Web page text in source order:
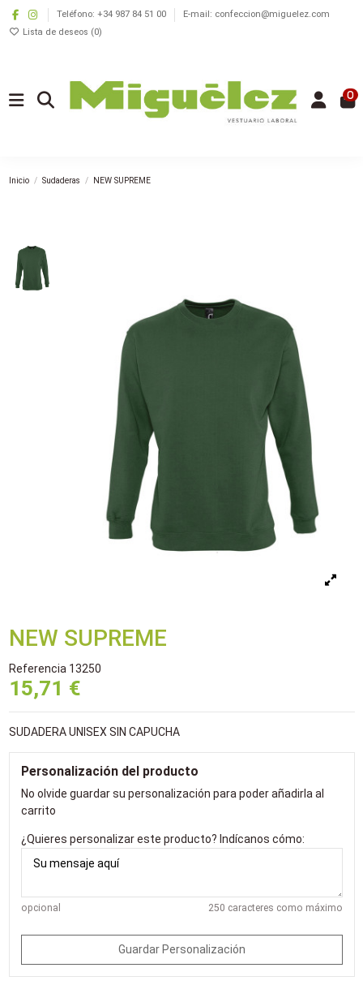
Teléfono: +34 987 84 51 00
E-mail: confeccion@miguelez.com
Lista de deseos (0)
0
Inicio Sudaderas NEW SUPREME
NEW SUPREME
Referencia 13250
15,71 €
SUDADERA UNISEX SIN CAPUCHA
Personalización del producto
No olvide guardar su personalización para poder añadirla al
carrito
¿Quieres personalizar este producto? Indícanos cómo:
opcional 250 caracteres como máximo
Guardar Personalización